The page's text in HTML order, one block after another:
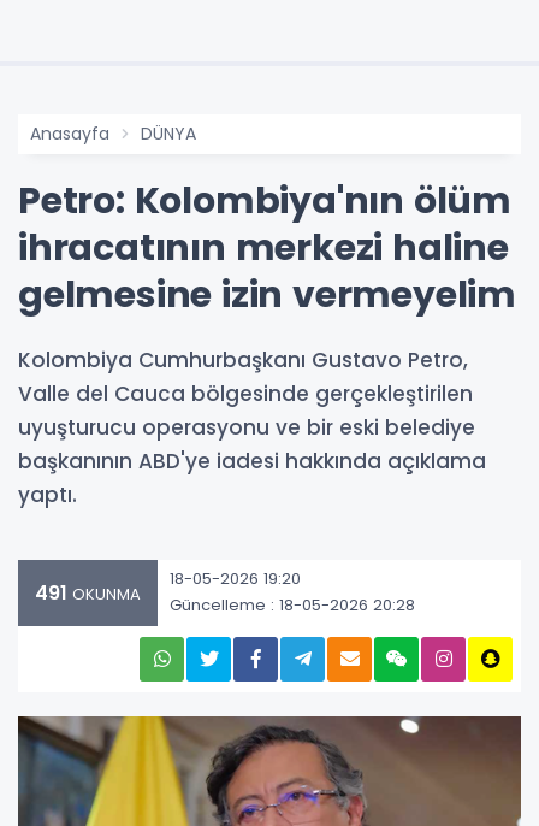
Anasayfa DÜNYA
Petro: Kolombiya'nın ölüm
ihracatının merkezi haline
gelmesine izin vermeyelim
Kolombiya Cumhurbaşkanı Gustavo Petro,
Valle del Cauca bölgesinde gerçekleştirilen
uyuşturucu operasyonu ve bir eski belediye
başkanının ABD'ye iadesi hakkında açıklama
yaptı.
491 OKUNMA
18-05-2026 19:20
Güncelleme : 18-05-2026 20:28